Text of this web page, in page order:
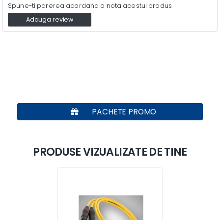
Spune-ti parerea acordand o nota acestui produs
Adauga review
PACHETE PROMO
PRODUSE VIZUALIZATE DE TINE